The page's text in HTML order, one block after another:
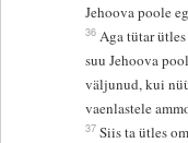
Jehoova poole
36 Aga tütar
suu Jehoova
väljunud, kui
vaenlastele
37 Siis ta ütles